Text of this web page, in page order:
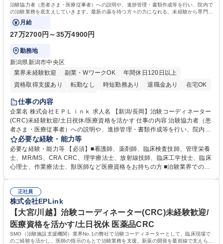
治験協力者（患者さま・医療従事者）への説明や、進捗管理・書類作成等を行い、院内で
の治験業務を底支えしていきます。最新の薬を待つ方々の力になれる、未経験から専門性
が身につく社会貢献度の高い仕事です。
月給
27万2700円～35万4900円
勤務地
新潟県新潟市中央区
業界未経験歓迎
副業・WワークOK
年間休日120日以上
資格取得支援あり
転勤なし 時短勤務あり 退職金あり
在宅OK
完全週休2日制
仕事の内容
企業名 株式会社ＥＰＬｉｎｋ 求人名 【新潟/長岡】治験コーディネーター
(CRC)未経験歓迎/土日祝休/医療資格を活かす 仕事の内容 治験協力者（患
者さま・医療従事者）への説明や、進捗管理・書類作成等を行い、院内で
の治験業務を底支えしていきます。最新の薬を待つ方々の力になれる、未
経験から専門性が身につく社会貢献度の高い仕事です。 ■治験協力者（患
者さま・医療従事者）への説明 ■患者さまのスケジュール調整・管理、ヒ
アリング・服薬状況の確認 ■診察/検査への同席 ■医療従事者・依頼先への
のフレックスタイム制/プライベートと仕事の両立もしやすい環境。育休復
帰率は90%以上/育児補助支援金等も有 募集職種 【新潟/長岡】治験コーデ
ィネーター(CRC)未経験歓迎/土日祝休/医療資格を活かす
必要な経験・能力等
必要な経験・能力等 【必須】■看護師、薬剤師、臨床検査技師、管理栄養
士、MR/MS、CRA CRC、理学療法士、放射線技師、臨床工学技士、臨床
心理士、作業療法士、獣医師など医療資格をお持ちの方 ■治験業界での就
足説明ができる点、などを活かしてご活躍頂けます。 【研修制度】入社後
は、約2週間のe-learning受講後に導入研修を5日間受けていただき、テス
トに合格後、OJTとなります。OJT期間は平均約3ヶ月ですが、個人の成長
に合わせてサポートしていくためそれ以上になる方もいます。 学歴・資格
学歴：大学院 大学 短大 専修学校 語学力： 資格：看護師 臨床検査技師 薬
剤師
正社員
株式会社EPLink
【大宮/川越】治験コーディネーター(CRC)未経験歓迎/
医療資格を活かす/土日祝休 医薬品CRC
SMO（治験施設支援機関）業界No.1の弊社で治験コーディネーターとして、臨床現場で
のご経験を活かし、医師の指示のもとで治験業務を支援。新薬の開発を最前線で支えられ